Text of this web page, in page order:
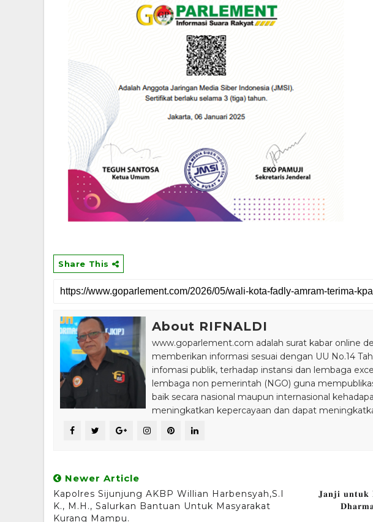
Share This
About RIFNALDI
www.goparlement.com adalah surat kabar online
memberikan informasi sesuai dengan UU No.14
infomasi publik, terhadap instansi dan lembaga
lembaga non pemerintah (NGO) guna
baik secara nasional maupun internasional
meningkatkan kepercayaan dan dapat
Newer Article
Kapolres Sijunjung AKBP Willian Harbensyah,S.I
K., M.H., Salurkan Bantuan Untuk Masyarakat
Kurang Mampu.
𝐉𝐚𝐧𝐣𝐢